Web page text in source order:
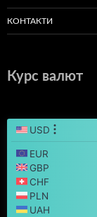
КОНТАКТИ
Курс валют